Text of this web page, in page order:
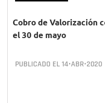
Cobro de Valorización
el 30 de mayo
PUBLICADO EL14•ABR•2020